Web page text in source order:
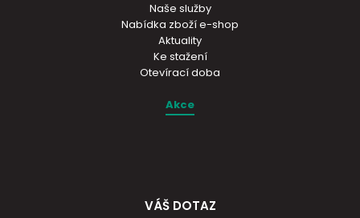
Naše služby
Nabídka zboží e-shop
Aktuality
Ke stažení
Otevírací doba
Akce
VÁŠ DOTAZ